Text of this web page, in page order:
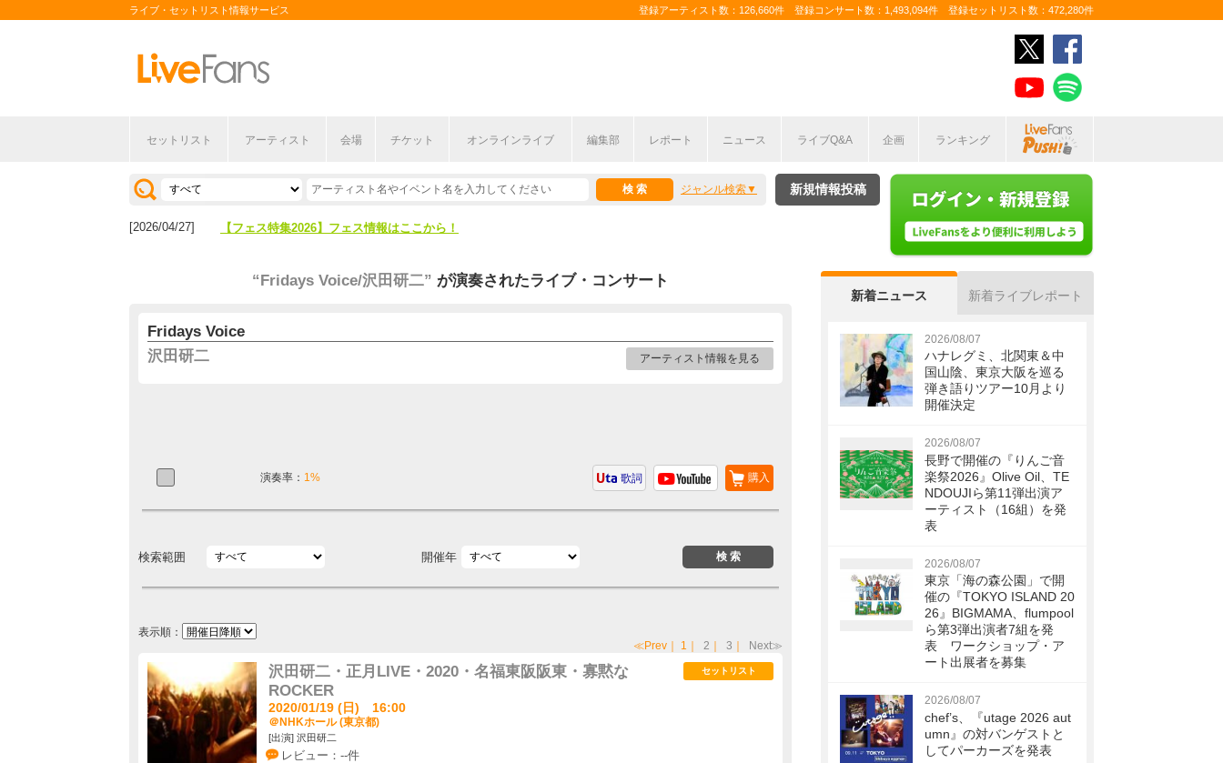
ライブ・セットリスト情報サービス 登録アーティスト数：126,660件 登録コンサート数：1,493,094件 登録セットリスト数：472,280件
セットリスト アーティスト 会場 チケット オンラインライブ 編集部 レポート ニュース ライブQ&A 企画 ランキング
ジャンル検索
[2026/07/28] 【ライブ動員ランキング】2026年上半期編発表！
[2026/04/27] 【フェス特集2026】フェス情報はここから！
新規情報投稿
“Fridays Voice/沢田研二” が演奏されたライブ・コンサート
Fridays Voice
沢田研二
アーティスト情報を見る
演奏率： 1% 購入
歌詞
検索範囲 開催年
表示順：
≪Prev ｜ 1 ｜ 2 ｜ 3 ｜ Next≫
沢田研二・正月LIVE・2020・名福東阪阪東・寡黙な
ROCKER
2020/01/19 (日) 16:00
＠NHKホール (東京都)
[出演] 沢田研二
レビュー：--件
セットリスト
新着ニュース 新着ライブレポート
2026/08/07
ハナレグミ、北関東＆中
国山陰、東京大阪を巡る
弾き語りツアー10月より
開催決定
2026/08/07
長野で開催の『りんご音
楽祭2026』Olive Oil、TE
NDOUJIら第11弾出演ア
ーティスト（16組）を発
表
2026/08/07
東京「海の森公園」で開
催の『TOKYO ISLAND 20
26』BIGMAMA、flumpool
ら第3弾出演者7組を発
表 ワークショップ・ア
ート出展者を募集
2026/08/07
chef’s、『utage 2026 aut
umn』の対バンゲストと
してパーカーズを発表